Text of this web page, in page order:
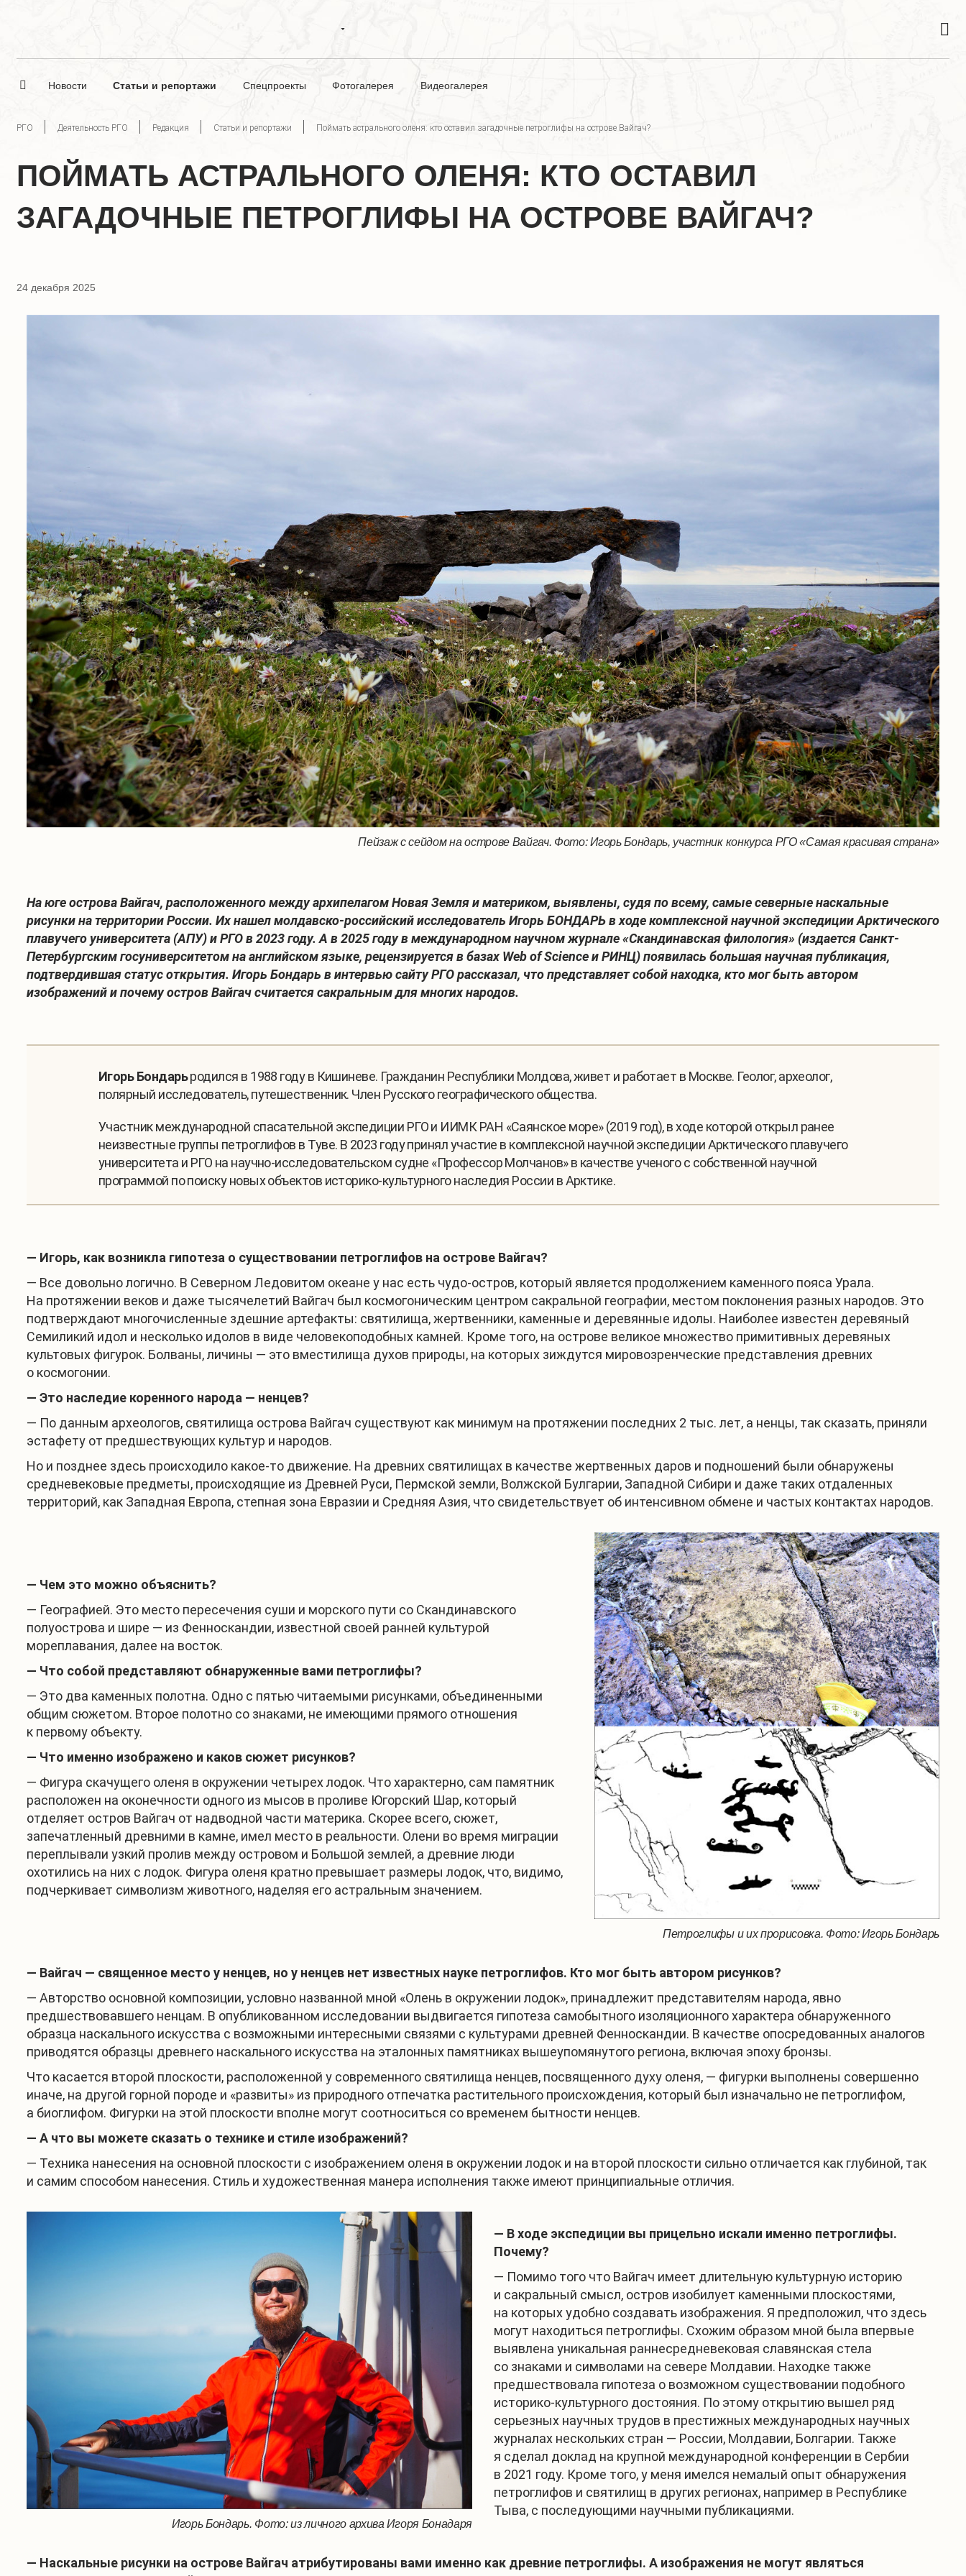
Новости Статьи и репортажи Спецпроекты Фотогалерея Видеогалерея
РГО Деятельность РГО Редакция Статьи и репортажи Поймать астрального оленя: кто оставил загадочные петроглифы на острове Вайгач?
ПОЙМАТЬ АСТРАЛЬНОГО ОЛЕНЯ: КТО ОСТАВИЛ
ЗАГАДОЧНЫЕ ПЕТРОГЛИФЫ НА ОСТРОВЕ ВАЙГАЧ?
24 декабря 2025
Пейзаж с сейдом на острове Вайгач. Фото: Игорь Бондарь, участник конкурса РГО «Самая красивая страна»
На юге острова Вайгач, расположенного между архипелагом Новая Земля и материком, выявлены, судя по всему, самые северные наскальные
рисунки на территории России. Их нашел молдавско-российский исследователь Игорь БОНДАРЬ в ходе комплексной научной экспедиции Арктического
плавучего университета (АПУ) и РГО в 2023 году. А в 2025 году в международном научном журнале «Скандинавская филология» (издается Санкт-
Петербургским госуниверситетом на английском языке, рецензируется в базах Web of Science и РИНЦ) появилась большая научная публикация,
подтвердившая статус открытия. Игорь Бондарь в интервью сайту РГО рассказал, что представляет собой находка, кто мог быть автором
изображений и почему остров Вайгач считается сакральным для многих народов.
Игорь Бондарьродился в 1988 году в Кишиневе. Гражданин Республики Молдова, живет и работает в Москве. Геолог, археолог,
полярный исследователь, путешественник. Член Русского географического общества.
Участник международной спасательной экспедиции РГО и ИИМК РАН «Саянское море» (2019 год), в ходе которой открыл ранее
неизвестные группы петроглифов в Туве. В 2023 году принял участие в комплексной научной экспедиции Арктического плавучего
университета и РГО на научно-исследовательском судне «Профессор Молчанов» в качестве ученого с собственной научной
программой по поиску новых объектов историко-культурного наследия России в Арктике.
— Игорь, как возникла гипотеза о существовании петроглифов на острове Вайгач?
— Все довольно логично. В Северном Ледовитом океане у нас есть чудо-остров, который является продолжением каменного пояса Урала.
На протяжении веков и даже тысячелетий Вайгач был космогоническим центром сакральной географии, местом поклонения разных народов. Это
подтверждают многочисленные здешние артефакты: святилища, жертвенники, каменные и деревянные идолы. Наиболее известен деревяный
Семиликий идол и несколько идолов в виде человекоподобных камней. Кроме того, на острове великое множество примитивных деревяных
культовых фигурок. Болваны, личины — это вместилища духов природы, на которых зиждутся мировозренческие представления древних
о космогонии.
— Это наследие коренного народа — ненцев?
— По данным археологов, святилища острова Вайгач существуют как минимум на протяжении последних 2 тыс. лет, а ненцы, так сказать, приняли
эстафету от предшествующих культур и народов.
Но и позднее здесь происходило какое-то движение. На древних святилищах в качестве жертвенных даров и подношений были обнаружены
средневековые предметы, происходящие из Древней Руси, Пермской земли, Волжской Булгарии, Западной Сибири и даже таких отдаленных
территорий, как Западная Европа, степная зона Евразии и Средняя Азия, что свидетельствует об интенсивном обмене и частых контактах народов.
— Чем это можно объяснить?
— Географией. Это место пересечения суши и морского пути со Скандинавского
полуострова и шире — из Фенноскандии, известной своей ранней культурой
мореплавания, далее на восток.
— Что собой представляют обнаруженные вами петроглифы?
— Это два каменных полотна. Одно с пятью читаемыми рисунками, объединенными
общим сюжетом. Второе полотно со знаками, не имеющими прямого отношения
к первому объекту.
— Что именно изображено и каков сюжет рисунков?
— Фигура скачущего оленя в окружении четырех лодок. Что характерно, сам памятник
расположен на оконечности одного из мысов в проливе Югорский Шар, который
отделяет остров Вайгач от надводной части материка. Скорее всего, сюжет,
запечатленный древними в камне, имел место в реальности. Олени во время миграции
переплывали узкий пролив между островом и Большой землей, а древние люди
охотились на них с лодок. Фигура оленя кратно превышает размеры лодок, что, видимо,
подчеркивает символизм животного, наделяя его астральным значением.
Петроглифы и их прорисовка. Фото: Игорь Бондарь
— Вайгач — священное место у ненцев, но у ненцев нет известных науке петроглифов. Кто мог быть автором рисунков?
— Авторство основной композиции, условно названной мной «Олень в окружении лодок», принадлежит представителям народа, явно
предшествовавшего ненцам. В опубликованном исследовании выдвигается гипотеза самобытного изоляционного характера обнаруженного
образца наскального искусства с возможными интересными связями с культурами древней Фенноскандии. В качестве опосредованных аналогов
приводятся образцы древнего наскального искусства на эталонных памятниках вышеупомянутого региона, включая эпоху бронзы.
Что касается второй плоскости, расположенной у современного святилища ненцев, посвященного духу оленя, — фигурки выполнены совершенно
иначе, на другой горной породе и «развиты» из природного отпечатка растительного происхождения, который был изначально не петроглифом,
а биоглифом. Фигурки на этой плоскости вполне могут соотноситься со временем бытности ненцев.
— А что вы можете сказать о технике и стиле изображений?
— Техника нанесения на основной плоскости с изображением оленя в окружении лодок и на второй плоскости сильно отличается как глубиной, так
и самим способом нанесения. Стиль и художественная манера исполнения также имеют принципиальные отличия.
— В ходе экспедиции вы прицельно искали именно петроглифы.
Почему?
— Помимо того что Вайгач имеет длительную культурную историю
и сакральный смысл, остров изобилует каменными плоскостями,
на которых удобно создавать изображения. Я предположил, что здесь
могут находиться петроглифы. Схожим образом мной была впервые
выявлена уникальная раннесредневековая славянская стела
со знаками и символами на севере Молдавии. Находке также
предшествовала гипотеза о возможном существовании подобного
историко-культурного достояния. По этому открытию вышел ряд
серьезных научных трудов в престижных международных научных
журналах нескольких стран — России, Молдавии, Болгарии. Также
я сделал доклад на крупной международной конференции в Сербии
в 2021 году. Кроме того, у меня имелся немалый опыт обнаружения
петроглифов и святилищ в других регионах, например в Республике
Тыва, с последующими научными публикациями.
Игорь Бондарь. Фото: из личного архива Игоря Бонадаря
— Наскальные рисунки на острове Вайгач атрибутированы вами именно как древние петроглифы. А изображения не могут являться